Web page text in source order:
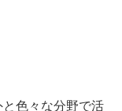
色々な分野で活